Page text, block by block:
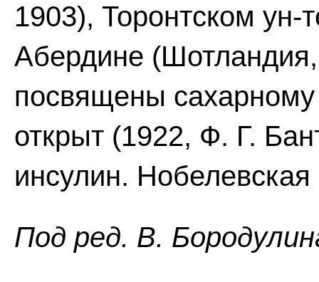
1903), Торонтском ун-
Абердине
посвящены
открыт (1922, Ф. Г.
инсулин.
Пoд peд. B.